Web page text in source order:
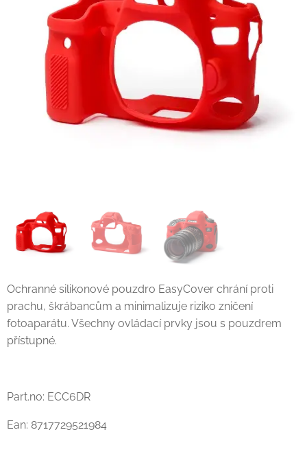
Ochranné silikonové pouzdro EasyCover chrání proti
prachu, škrábancům a minimalizuje riziko zničení
fotoaparátu. Všechny ovládací prvky jsou s pouzdrem
přístupné.
Part.no: ECC6DR
Ean: 8717729521984